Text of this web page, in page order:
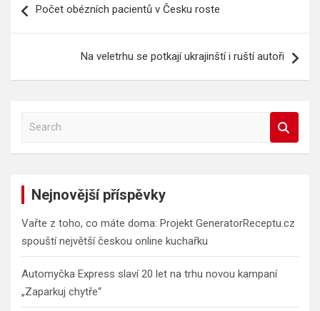
proPočet obézních pacientů v Česku roste
Na veletrhu se potkají ukrajinští i ruští autoři
a
Nejnovější příspěvky
Vařte z toho, co máte doma: Projekt GeneratorReceptu.cz
spouští největší českou online kuchařku
Automyčka Express slaví 20 let na trhu novou kampaní
„Zaparkuj chytře“